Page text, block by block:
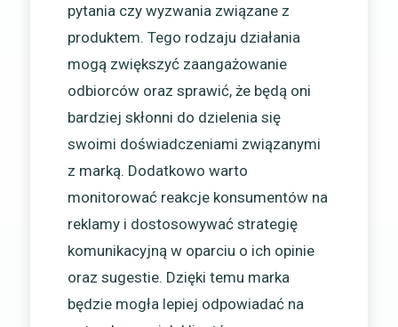
pytania czy wyzwania związane z
produktem. Tego rodzaju działania
mogą zwiększyć zaangażowanie
odbiorców oraz sprawić, że będą oni
bardziej skłonni do dzielenia się
swoimi doświadczeniami związanymi
z marką. Dodatkowo warto
monitorować reakcje konsumentów na
reklamy i dostosowywać strategię
komunikacyjną w oparciu o ich opinie
oraz sugestie. Dzięki temu marka
będzie mogła lepiej odpowiadać na